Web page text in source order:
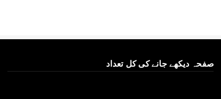
صفحہ دیکھے جانے کی کل تعداد